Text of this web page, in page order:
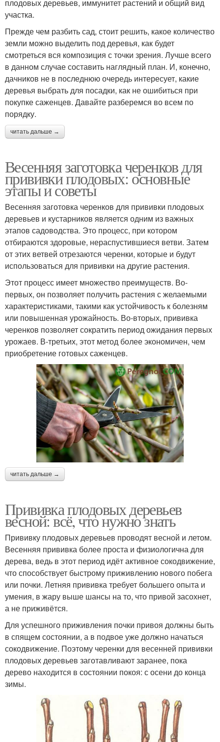
плодовых деревьев, иммунитет растений и общий вид
участка.
Прежде чем разбить сад, стоит решить, какое количество
земли можно выделить под деревья, как будет
смотреться вся композиция с точки зрения. Лучше всего
в данном случае составить наглядный план. И, конечно,
дачников не в последнюю очередь интересует, какие
деревья выбрать для посадки, как не ошибиться при
покупке саженцев. Давайте разберемся во всем по
порядку.
читать дальше →
Весенняя заготовка черенков для
прививки плодовых: основные
этапы и советы
Весенняя заготовка черенков для прививки плодовых
деревьев и кустарников является одним из важных
этапов садоводства. Это процесс, при котором
отбираются здоровые, нераспустившиеся ветви. Затем
от этих ветвей отрезаются черенки, которые и будут
использоваться для прививки на другие растения.
Этот процесс имеет множество преимуществ. Во-
первых, он позволяет получить растения с желаемыми
характеристиками, такими как устойчивость к болезням
или повышенная урожайность. Во-вторых, прививка
черенков позволяет сократить период ожидания первых
урожаев. В-третьих, этот метод более экономичен, чем
приобретение готовых саженцев.
читать дальше →
Прививка плодовых деревьев
весной: всё, что нужно знать
Прививку плодовых деревьев проводят весной и летом.
Весенняя прививка более проста и физиологична для
дерева, ведь в этот период идёт активное сокодвижение,
что способствует быстрому приживлению нового побега
или почки. Летняя прививка требует большего опыта и
умения, в жару выше шансы на то, что привой засохнет,
а не приживётся.
Для успешного приживления почки привоя должны быть
в спящем состоянии, а в подвое уже должно начаться
сокодвижение. Поэтому черенки для весенней прививки
плодовых деревьев заготавливают заранее, пока
дерево находится в состоянии покоя: с осени до конца
зимы.